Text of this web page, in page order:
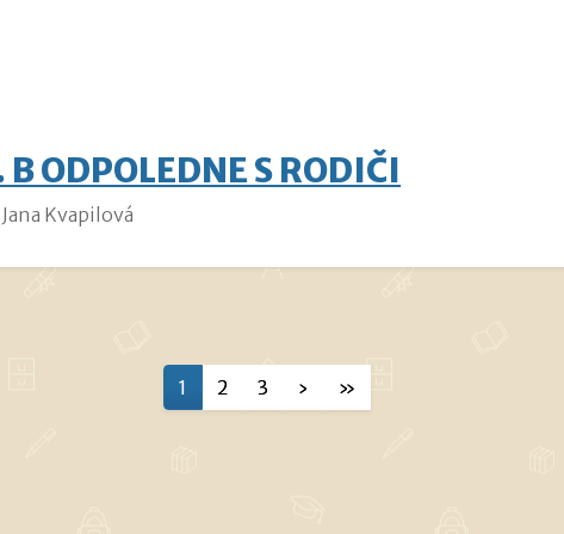
B ODPOLEDNE S RODIČI
Jana Kvapilová
1 2 3 › »